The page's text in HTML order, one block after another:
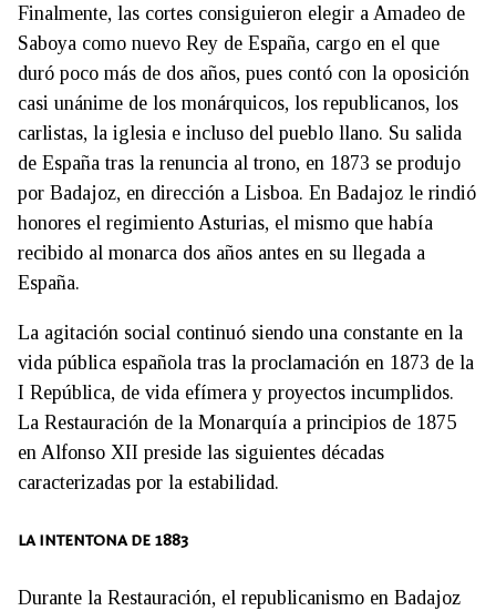
Finalmente, las cortes consiguieron elegir a Amadeo de
Saboya como nuevo Rey de España, cargo en el que
duró poco más de dos años, pues contó con la oposición
casi unánime de los monárquicos, los republicanos, los
carlistas, la iglesia e incluso del pueblo llano. Su salida
de España tras la renuncia al trono, en 1873 se produjo
por Badajoz, en dirección a Lisboa. En Badajoz le rindió
honores el regimiento Asturias, el mismo que había
recibido al monarca dos años antes en su llegada a
España.
La agitación social continuó siendo una constante en la
vida pública española tras la proclamación en 1873 de la
I República, de vida efímera y proyectos incumplidos.
La Restauración de la Monarquía a principios de 1875
en Alfonso XII preside las siguientes décadas
caracterizadas por la estabilidad.
LA INTENTONA DE 1883
Durante la Restauración, el republicanismo en Badajoz